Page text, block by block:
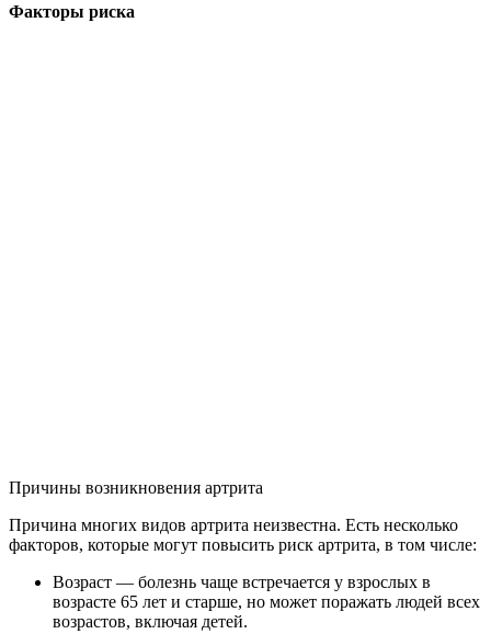
Факторы риска
Причины возникновения артрита
Причина многих видов артрита неизвестна. Есть несколько
факторов, которые могут повысить риск артрита, в том числе:
Возраст — болезнь чаще встречается у взрослых в
возрасте 65 лет и старше, но может поражать людей всех
возрастов, включая детей.